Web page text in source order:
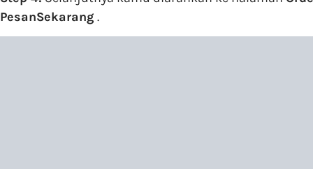
PesanSekarang .